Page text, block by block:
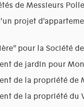
de Messieurs
projet
pour la Société
de jardin pour
de la propriété de
de la propriété du